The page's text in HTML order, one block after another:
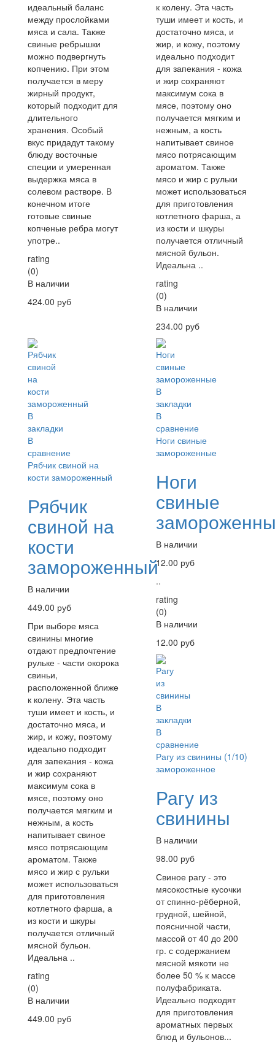
идеальный баланс
между прослойками
мяса и сала. Также
свиные ребрышки
можно подвергнуть
копчению. При этом
получается в меру
жирный продукт,
который подходит для
длительного
хранения. Особый
вкус придадут такому
блюду восточные
специи и умеренная
выдержка мяса в
солевом растворе. В
конечном итоге
готовые свиные
копченые ребра могут
употре..
rating
(0)
В наличии
424.00 руб
к колену. Эта часть
туши имеет и кость, и
достаточно мяса, и
жир, и кожу, поэтому
идеально подходит
для запекания - кожа
и жир сохраняют
максимум сока в
мясе, поэтому оно
получается мягким и
нежным, а кость
напитывает свиное
мясо потрясающим
ароматом. Также
мясо и жир с рульки
может использоваться
для приготовления
котлетного фарша, а
из кости и шкуры
получается отличный
мясной бульон.
Идеальна ..
rating
(0)
В наличии
234.00 руб
В
закладки
В
сравнение
Рябчик свиной на
кости замороженный
Рябчик
свиной на
кости
замороженный
В наличии
449.00 руб
При выборе мяса
свинины многие
отдают предпочтение
рульке - части окорока
свиньи,
расположенной ближе
к колену. Эта часть
туши имеет и кость, и
достаточно мяса, и
жир, и кожу, поэтому
идеально подходит
для запекания - кожа
и жир сохраняют
максимум сока в
мясе, поэтому оно
получается мягким и
нежным, а кость
напитывает свиное
мясо потрясающим
ароматом. Также
мясо и жир с рульки
может использоваться
для приготовления
котлетного фарша, а
из кости и шкуры
получается отличный
мясной бульон.
Идеальна ..
rating
(0)
В наличии
449.00 руб
В
закладки
В
сравнение
Ноги свиные
замороженные
Ноги
свиные
В наличии
12.00 руб
..
rating
(0)
В наличии
12.00 руб
В
закладки
В
сравнение
Рагу из свинины (1/10)
замороженное
Рагу из
свинины
В наличии
98.00 руб
Свиное рагу - это
мясокостные кусочки
от спинно-рёберной,
грудной, шейной,
поясничной части,
массой от 40 до 200
гр. с содержанием
мясной мякоти не
более 50 % к массе
полуфабриката.
Идеально подходят
для приготовления
ароматных первых
блюд и бульонов...